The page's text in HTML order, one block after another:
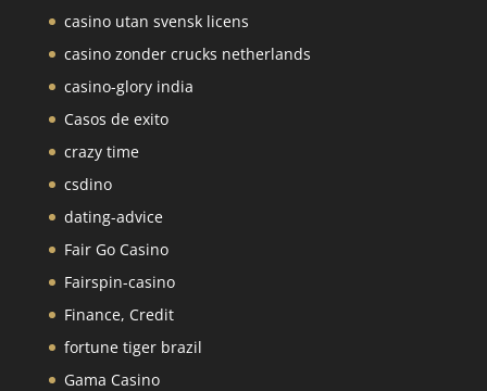
casino utan svensk licens
casino zonder crucks netherlands
casino-glory india
Casos de exito
crazy time
csdino
dating-advice
Fair Go Casino
Fairspin-casino
Finance, Credit
fortune tiger brazil
Gama Casino